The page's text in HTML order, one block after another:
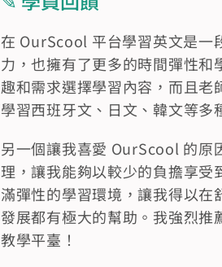
在 OurScool 平台學習英文是一
力，也擁有了更多的時間彈性
趣和需求選擇學習內容，而且
學習西班牙文、日文、韓文等多
另一個讓我喜愛 OurScool 的原
理，讓我能夠以較少的負擔享
滿彈性的學習環境，讓我得以
發展都有極大的幫助。我強烈
教學平臺！